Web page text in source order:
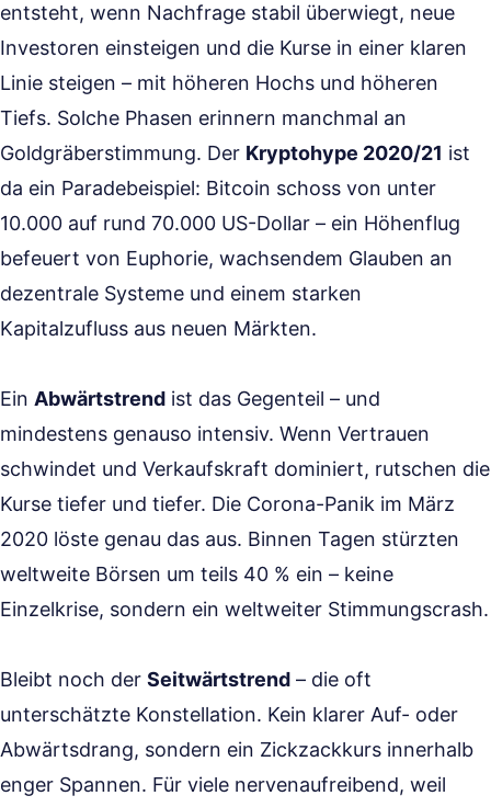
entsteht, wenn Nachfrage stabil überwiegt, neue
Investoren einsteigen und die Kurse in einer klaren
Linie steigen – mit höheren Hochs und höheren
Tiefs. Solche Phasen erinnern manchmal an
Goldgräberstimmung. Der Kryptohype 2020/21 ist
da ein Paradebeispiel: Bitcoin schoss von unter
10.000 auf rund 70.000 US-Dollar – ein Höhenflug
befeuert von Euphorie, wachsendem Glauben an
dezentrale Systeme und einem starken
Kapitalzufluss aus neuen Märkten.
Ein Abwärtstrend ist das Gegenteil – und
mindestens genauso intensiv. Wenn Vertrauen
schwindet und Verkaufskraft dominiert, rutschen die
Kurse tiefer und tiefer. Die Corona-Panik im März
2020 löste genau das aus. Binnen Tagen stürzten
weltweite Börsen um teils 40 % ein – keine
Einzelkrise, sondern ein weltweiter Stimmungscrash.
Bleibt noch der Seitwärtstrend – die oft
unterschätzte Konstellation. Kein klarer Auf- oder
Abwärtsdrang, sondern ein Zickzackkurs innerhalb
enger Spannen. Für viele nervenaufreibend, weil